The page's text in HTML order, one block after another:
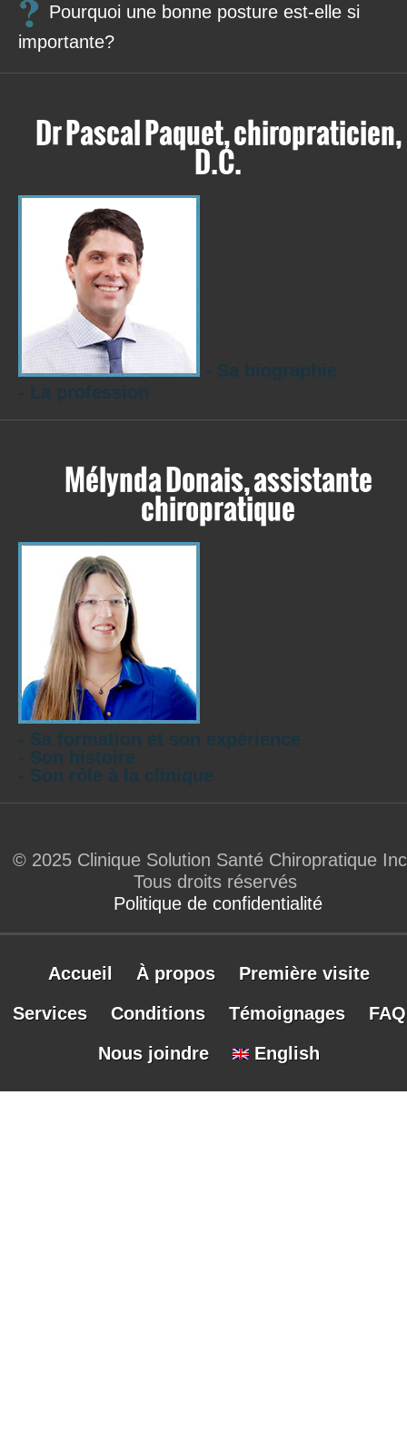
Pourquoi une bonne posture est-elle si
importante?
Dr Pascal Paquet, chiropraticien,
D.C.
- Sa biographie
- La profession
Mélynda Donais, assistante
chiropratique
- Sa formation et son expérience
- Son histoire
- Son rôle à la clinique
© 2025 Clinique Solution Santé Chiropratique
Tous droits réservés
Politique de confidentialité
Accueil À propos
Première visite
Services
Conditions Témoignages
FAQ
Nous joindre
English